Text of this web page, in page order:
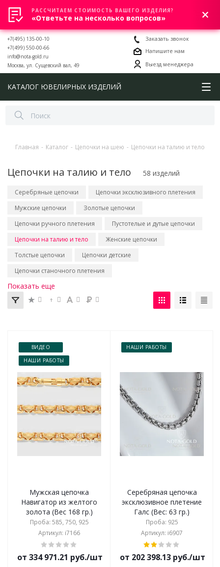
0
+7(495) 135-00-10
+7(499) 550-00-66
info@nota-gold.ru
Москва, ул. Сущевский вал, 49
Заказать звонок
Напишите нам
Выезд менеджера
КАТАЛОГ ЮВЕЛИРНЫХ ИЗДЕЛИЙ
Главная - Каталог - Цепочки на шею - Цепочки на талию и тело
Цепочки на талию и тело 58 изделий
Серебряные цепочки
Цепочки эксклюзивного плетения
Мужские цепочки
Золотые цепочки
Цепочки ручного плетения
Пустотелые и дутые цепочки
Цепочки на талию и тело
Женские цепочки
Толстые цепочки
Цепочки детские
Цепочки станочного плетения
Показать еще
ВИДЕО
НАШИ РАБОТЫ
Мужская цепочка
Навигатор из желтого
золота (Вес 168 гр.)
Проба: 585, 750, 925
Артикул: i7166
от 334 971.21 руб./шт
НАШИ РАБОТЫ
Серебряная цепочка
эксклюзивное плетение
Галс (Вес: 63 гр.)
Проба: 925
Артикул: i6907
от 202 398.13 руб./шт
РАССЧИТАЕМ СТОИМОСТЬ ВАШЕГО ИЗДЕЛИЯ?
«Ответьте на несколько вопросов»